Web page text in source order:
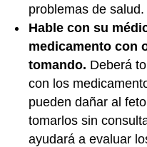
problemas de salud.
Hable con su
medicamento con
tomando. Deberá
con los
pueden dañar al
tomarlos sin
ayudará a evaluar